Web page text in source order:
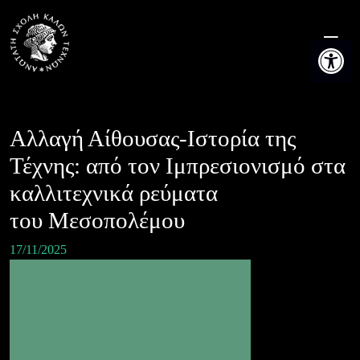
Ανοίξτε
content
Αλλαγή Αίθουσας-Ιστορία της
Τέχνης: από τον Ιμπρεσιονισμό στα
καλλιτεχνικά ρεύματα
του Μεσοπολέμου
17/11/2025